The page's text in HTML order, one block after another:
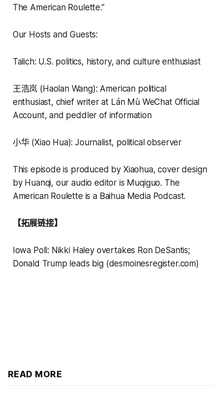
The American Roulette.”
Our Hosts and Guests:
Talich: U.S. politics, history, and culture enthusiast
王浩岚 (Haolan Wang): American political
enthusiast, chief writer at Lán Mù WeChat Official
Account, and peddler of information
小华 (Xiao Hua): Journalist, political observer
This episode is produced by Xiaohua, cover design
by Huanqi, our audio editor is Muqiguo. The
American Roulette is a Baihua Media Podcast.
【拓展链接】
Iowa Poll: Nikki Haley overtakes Ron DeSantis;
Donald Trump leads big (desmoinesregister.com)
READ MORE